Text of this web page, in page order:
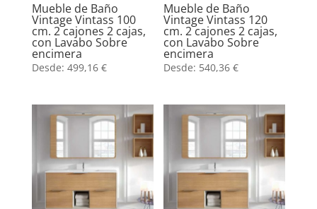
Mueble de Baño
Vintage Vintass 100
cm. 2 cajones 2 cajas,
con Lavabo Sobre
encimera
Desde: 499,16 €
Mueble de Baño
Vintage Vintass 120
cm. 2 cajones 2 cajas,
con Lavabo Sobre
encimera
Desde: 540,36€